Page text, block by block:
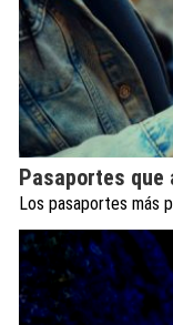
Pasaportes que
Los pasaportes más